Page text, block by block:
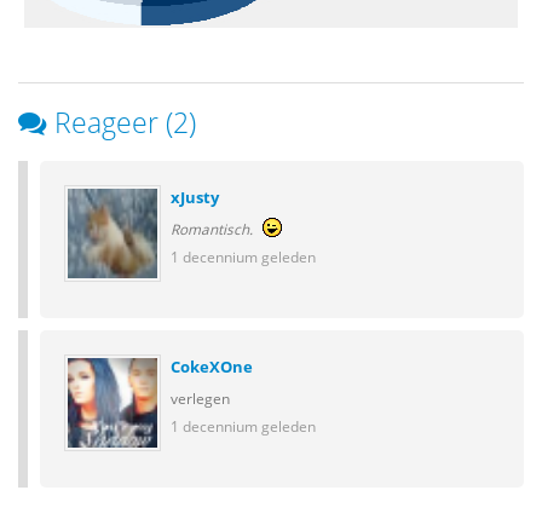
Reageer (2)
xJusty
Romantisch.
1 decennium geleden
CokeXOne
verlegen
1 decennium geleden